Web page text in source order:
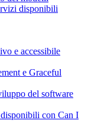
disponibili
e accessibile
e Graceful
del software
con Can I